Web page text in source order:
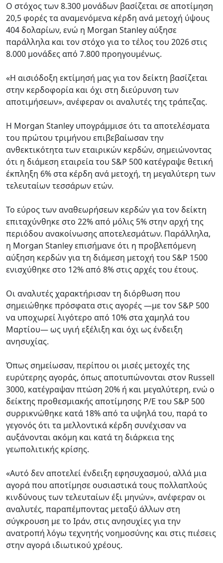
Ο στόχος των 8.300 μονάδων βασίζεται σε αποτίμηση
20,5 φορές τα αναμενόμενα κέρδη ανά μετοχή ύψους
404 δολαρίων, ενώ η Morgan Stanley αύξησε
παράλληλα και τον στόχο για το τέλος του 2026 στις
8.000 μονάδες από 7.800 προηγουμένως.
«Η αισιόδοξη εκτίμησή μας για τον δείκτη βασίζεται
στην κερδοφορία και όχι στη διεύρυνση των
αποτιμήσεων», ανέφεραν οι αναλυτές της τράπεζας.
Η Morgan Stanley υπογράμμισε ότι τα αποτελέσματα
του πρώτου τριμήνου επιβεβαίωσαν την
ανθεκτικότητα των εταιρικών κερδών, σημειώνοντας
ότι η διάμεση εταιρεία του S&P 500 κατέγραψε θετική
έκπληξη 6% στα κέρδη ανά μετοχή, τη μεγαλύτερη των
τελευταίων τεσσάρων ετών.
Το εύρος των αναθεωρήσεων κερδών για τον δείκτη
επιταχύνθηκε στο 22% από μόλις 5% στην αρχή της
περιόδου ανακοίνωσης αποτελεσμάτων. Παράλληλα,
η Morgan Stanley επισήμανε ότι η προβλεπόμενη
αύξηση κερδών για τη διάμεση μετοχή του S&P 1500
ενισχύθηκε στο 12% από 8% στις αρχές του έτους.
Οι αναλυτές χαρακτήρισαν τη διόρθωση που
σημειώθηκε πρόσφατα στις αγορές —με τον S&P 500
να υποχωρεί λιγότερο από 10% στα χαμηλά του
Μαρτίου— ως υγιή εξέλιξη και όχι ως ένδειξη
ανησυχίας.
Όπως σημείωσαν, περίπου οι μισές μετοχές της
ευρύτερης αγοράς, όπως αποτυπώνονται στον Russell
3000, κατέγραψαν πτώση 20% ή και μεγαλύτερη, ενώ ο
δείκτης προθεσμιακής αποτίμησης P/E του S&P 500
συρρικνώθηκε κατά 18% από τα υψηλά του, παρά το
γεγονός ότι τα μελλοντικά κέρδη συνέχισαν να
αυξάνονται ακόμη και κατά τη διάρκεια της
γεωπολιτικής κρίσης.
«Αυτό δεν αποτελεί ένδειξη εφησυχασμού, αλλά μια
αγορά που αποτίμησε ουσιαστικά τους πολλαπλούς
κινδύνους των τελευταίων έξι μηνών», ανέφεραν οι
αναλυτές, παραπέμποντας μεταξύ άλλων στη
σύγκρουση με το Ιράν, στις ανησυχίες για την
ανατροπή λόγω τεχνητής νοημοσύνης και στις πιέσεις
στην αγορά ιδιωτικού χρέους.